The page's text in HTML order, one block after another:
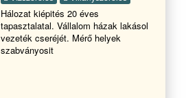
Hálozat kiépités 20 éves
tapasztalatal. Vállalom házak lakásol
vezeték cseréjét. Mérő helyek
szabványosit